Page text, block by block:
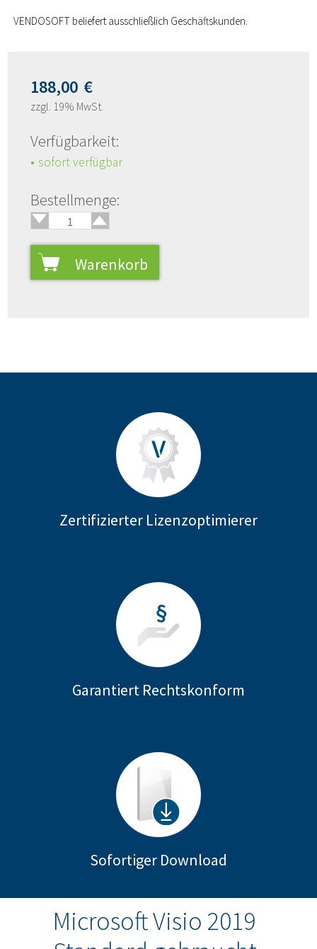
VENDOSOFT beliefert ausschließlich Geschäftskunden.
188,00 €
zzgl. 19% MwSt.
Verfügbarkeit:
sofort verfügbar
Bestellmenge:
🢓
🢑
Zertifizierter Lizenzoptimierer
Garantiert Rechtskonform
Sofortiger Download
Microsoft Visio 2019